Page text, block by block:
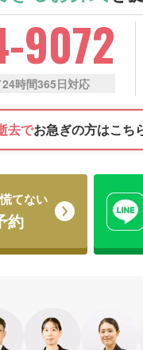
9072
時間365日対応
去でお急ぎの方はこち
てない
約